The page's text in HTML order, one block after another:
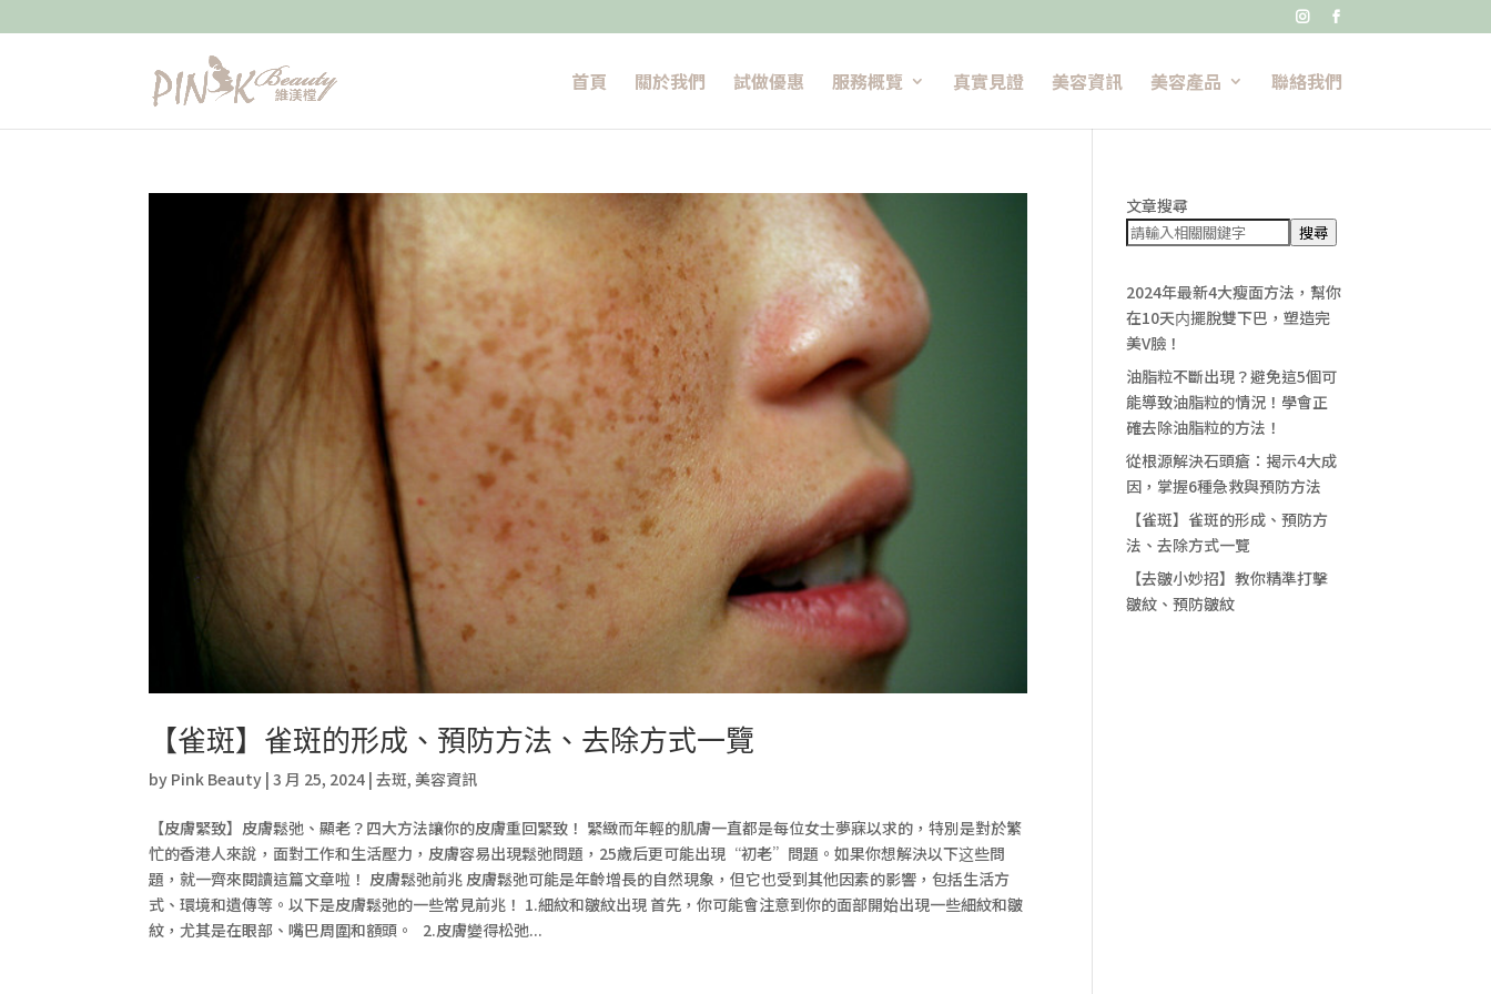
 
首頁 關於我們 試做優惠 服務概覽 真實見證 美容資訊 美容產品 聯絡我們
【雀斑】雀斑的形成、預防方法、去除方式一覽
by Pink Beauty |3 月 25, 2024 |去斑,美容資訊
【皮膚緊致】皮膚鬆弛、顯老？四大方法讓你的皮膚重回緊致！ 緊緻而年輕的肌膚一直都是每位女士夢寐以求的，特別是對於繁
忙的香港人來說，面對工作和生活壓力，皮膚容易出現鬆弛問題，25歲后更可能出現“初老”問題。如果你想解決以下这些問
題，就一齊來閱讀這篇文章啦！ 皮膚鬆弛前兆 皮膚鬆弛可能是年齡增長的自然現象，但它也受到其他因素的影響，包括生活方
式、環境和遺傳等。以下是皮膚鬆弛的一些常見前兆！ 1.細紋和皺紋出現 首先，你可能會注意到你的面部開始出現一些細紋和皺
紋，尤其是在眼部、嘴巴周圍和額頭。 2.皮膚變得松弛...
文章搜尋
搜尋
2024年最新4大瘦面方法，幫你
在10天内擺脫雙下巴，塑造完
美V臉！
油脂粒不斷出現？避免這5個可
能導致油脂粒的情況！學會正
確去除油脂粒的方法！
從根源解決石頭瘡：揭示4大成
因，掌握6種急救與預防方法
【雀斑】雀斑的形成、預防方
法、去除方式一覽
【去皺小妙招】教你精準打擊
皺紋、預防皺紋